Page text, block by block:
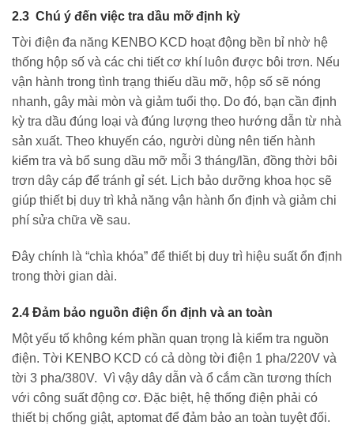
2.3 Chú ý đến việc tra dầu mỡ định kỳ
Tời điện đa năng KENBO KCD hoạt động bền bỉ nhờ hệ
thống hộp số và các chi tiết cơ khí luôn được bôi trơn. Nếu
vận hành trong tình trạng thiếu dầu mỡ, hộp số sẽ nóng
nhanh, gây mài mòn và giảm tuổi thọ. Do đó, bạn cần định
kỳ tra dầu đúng loại và đúng lượng theo hướng dẫn từ nhà
sản xuất. Theo khuyến cáo, người dùng nên tiến hành
kiểm tra và bổ sung dầu mỡ mỗi 3 tháng/lần, đồng thời bôi
trơn dây cáp để tránh gỉ sét. Lịch bảo dưỡng khoa học sẽ
giúp thiết bị duy trì khả năng vận hành ổn định và giảm chi
phí sửa chữa về sau.
Đây chính là “chìa khóa” để thiết bị duy trì hiệu suất ổn định
trong thời gian dài.
2.4 Đảm bảo nguồn điện ổn định và an toàn
Một yếu tố không kém phần quan trọng là kiểm tra nguồn
điện. Tời KENBO KCD có cả dòng tời điện 1 pha/220V và
tời 3 pha/380V. Vì vậy dây dẫn và ổ cắm cần tương thích
với công suất động cơ. Đặc biệt, hệ thống điện phải có
thiết bị chống giật, aptomat để đảm bảo an toàn tuyệt đối.